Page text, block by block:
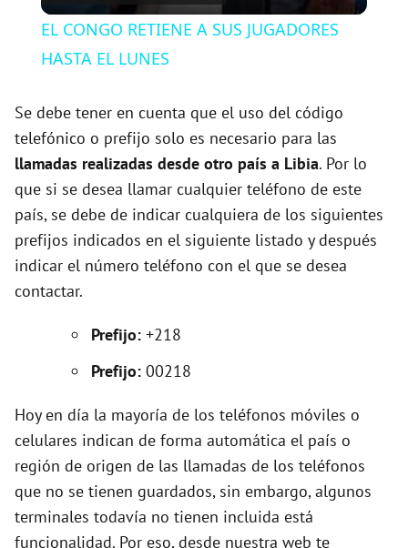
i
e
o
EL CONGO RETIENE A SUS JUGADORES
HASTA EL LUNES
Se debe tener en cuenta que el uso del código
telefónico o prefijo solo es necesario para las
llamadas realizadas desde otro país a Libia. Por lo
que si se desea llamar cualquier teléfono de este
país, se debe de indicar cualquiera de los siguientes
prefijos indicados en el siguiente listado y después
indicar el número teléfono con el que se desea
contactar.
Prefijo: +218
Prefijo: 00218
Hoy en día la mayoría de los teléfonos móviles o
celulares indican de forma automática el país o
región de origen de las llamadas de los teléfonos
que no se tienen guardados, sin embargo, algunos
terminales todavía no tienen incluida está
funcionalidad. Por eso, desde nuestra web te